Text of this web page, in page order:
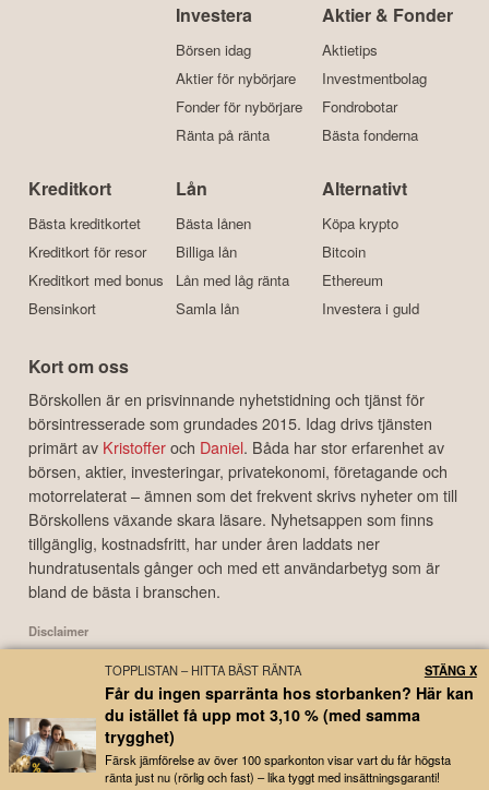
Investera
Börsen idag
Aktier för nybörjare
Fonder för nybörjare
Ränta på ränta
Aktier & Fonder
Aktietips
Investmentbolag
Fondrobotar
Bästa fonderna
Kreditkort
Bästa kreditkortet
Kreditkort för resor
Kreditkort med bonus
Bensinkort
Lån
Bästa lånen
Billiga lån
Lån med låg ränta
Samla lån
Alternativt
Köpa krypto
Bitcoin
Ethereum
Investera i guld
Kort om oss
Börskollen är en prisvinnande nyhetstidning och tjänst för
börsintresserade som grundades 2015. Idag drivs tjänsten
primärt av Kristofferoch Daniel. Båda har stor erfarenhet av
börsen, aktier, investeringar, privatekonomi, företagande och
motorrelaterat – ämnen som det frekvent skrivs nyheter om till
Börskollens växande skara läsare. Nyhetsappen som finns
tillgänglig, kostnadsfritt, har under åren laddats ner
hundratusentals gånger och med ett användarbetyg som är
bland de bästa i branschen.
Disclaimer
Börskollen Sverige AB ("Börskollen") är inte finansiella rådgivare, står inte under
finansinspektionens tillsyn och ger inga råd till dig. Detta innebär att
investeringsbeslut baserade på information som direkt eller indirekt härrörande
från Börskollen eller personer med koppling till Börskollen, alltid fattas
självständigt av investeraren. Börskollen frånsäger sig allt ansvar för eventuell
förlust eller skada av vad slag det må vara som grundar sig på användandet av
material härrörande från tjänsten Börskollen.
TOPPLISTAN – HITTA BÄST RÄNTA
Får du ingen sparränta hos storbanken? Här kan
du istället få upp mot 3,10 % (med samma
trygghet)
Färsk jämförelse av över 100 sparkonton visar vart du får högsta
ränta just nu (rörlig och fast) – lika tyggt med insättningsgaranti!
STÄNG X